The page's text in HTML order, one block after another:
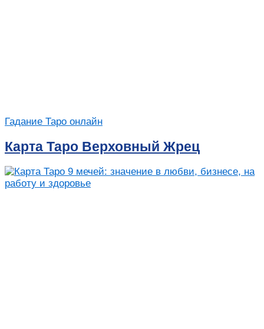
Гадание Таро онлайн
Карта Таро Верховный Жрец